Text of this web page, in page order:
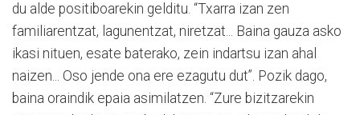
du alde positiboarekin gelditu. “Txarra izan zen
familiarentzat, lagunentzat, niretzat... Baina gauza asko
ikasi nituen, esate baterako, zein indartsu izan ahal
naizen... Oso jende ona ere ezagutu dut”. Pozik dago,
baina oraindik epaia asimilatzen. “Zure bizitzarekin